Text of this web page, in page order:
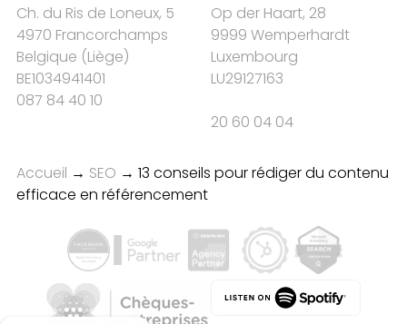
Ch. du Ris de Loneux, 5
4970 Francorchamps
Belgique (Liège)
BE1034941401
087 84 40 10
Op der Haart, 28
9999 Wemperhardt
Luxembourg
LU29127163
20 60 04 04
Accueil → SEO → 13 conseils pour rédiger du contenu
efficace en référencement